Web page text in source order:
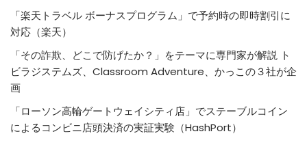
「楽天トラベル ボーナスプログラム」で予約時の即時割引に
対応（楽天）
「その詐欺、どこで防げたか？」をテーマに専門家が解説 ト
ビラジステムズ、Classroom Adventure、かっこの３社が企
画
「ローソン高輪ゲートウェイシティ店」でステーブルコイン
によるコンビニ店頭決済の実証実験（HashPort）